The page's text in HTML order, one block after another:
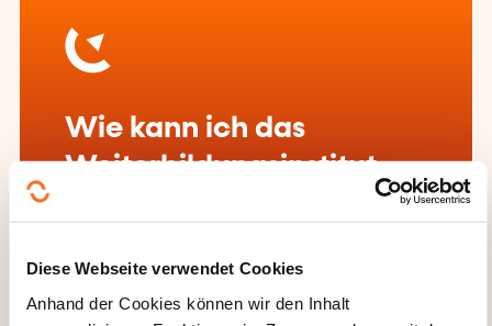
Diese Webseite verwendet Cookies
Anhand der Cookies können wir den Inhalt
Wie kann ich das
Weiterbildungsinstitut
+352 28 10 99 503